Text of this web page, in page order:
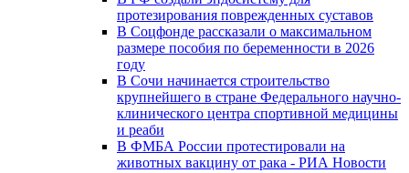
протезирования поврежденных суставов
В Соцфонде рассказали о максимальном
размере пособия по беременности в 2026
году
В Сочи начинается строительство
крупнейшего в стране Федерального научно-
клинического центра спортивной медицины
и реаби
В ФМБА России протестировали на
животных вакцину от рака - РИА Новости